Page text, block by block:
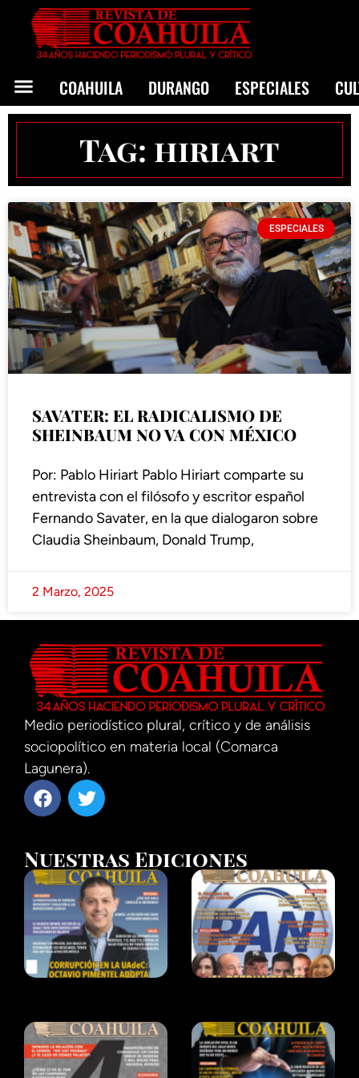
COAHUILA DURANGO ESPECIALES
Tag: hiriart
ESPECIALES
SAVATER: EL RADICALISMO DE
SHEINBAUM NO VA CON MÉXICO
Por: Pablo Hiriart Pablo Hiriart comparte su
entrevista con el filósofo y escritor español
Fernando Savater, en la que dialogaron sobre
Claudia Sheinbaum, Donald Trump,
2 Marzo, 2025
Medio periodístico plural, crítico y de análisis
sociopolítico en materia local (Comarca
Lagunera).
Nuestras Ediciones